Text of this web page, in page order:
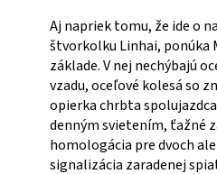
Aj napriek tomu, že ide o
štvorkolku Linhai, ponúka
základe. V nej nechýbajú
vzadu, oceľové kolesá so
opierka chrbta
denným svietením, ťažné
homologácia pre dvoch
signalizácia zaradenej